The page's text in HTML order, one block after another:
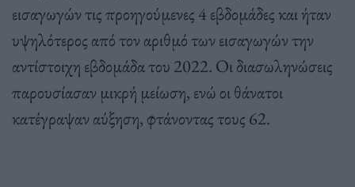
εισαγωγών τις προηγούμενες 4 εβδομάδες και ήταν
υψηλότερος από τον αριθμό των εισαγωγών την
αντίστοιχη εβδομάδα του 2022. Οι διασωληνώσεις
παρουσίασαν μικρή μείωση, ενώ οι θάνατοι
κατέγραψαν αύξηση, φτάνοντας τους 62.